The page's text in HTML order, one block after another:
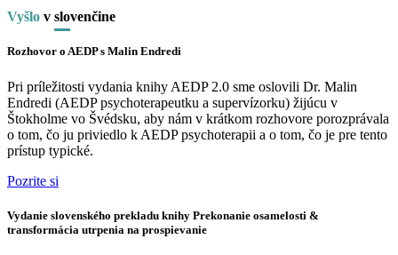
Vyšlo v slovenčine
Rozhovor o AEDP s Malin Endredi
Pri príležitosti vydania knihy AEDP 2.0 sme oslovili Dr. Malin
Endredi (AEDP psychoterapeutku a supervízorku) žijúcu v
Štokholme vo Švédsku, aby nám v krátkom rozhovore porozprávala
o tom, čo ju priviedlo k AEDP psychoterapii a o tom, čo je pre tento
prístup typické.
Pozrite si
Vydanie slovenského prekladu knihy Prekonanie osamelosti &
transformácia utrpenia na prospievanie